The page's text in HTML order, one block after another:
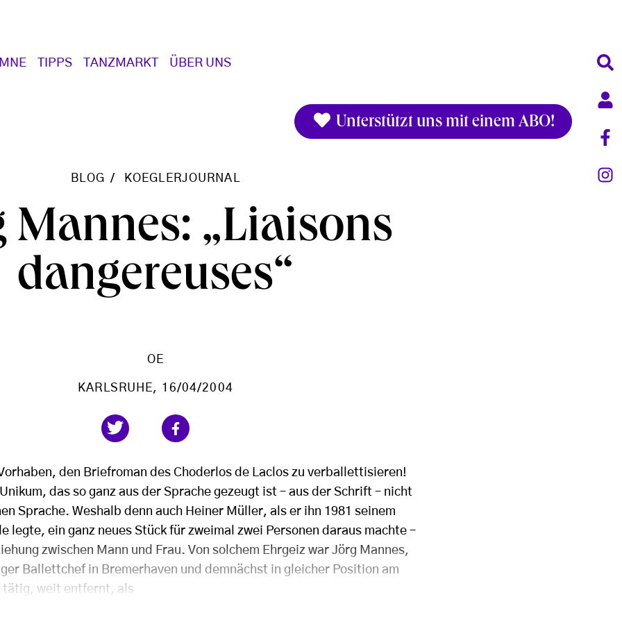
TIPPS TANZMARKT ÜBER UNS
Unterstützt uns mit einem ABO!
BLOG KOEGLERJOURNAL
Mannes: „Liaisons
dangereuses“
OE
KARLSRUHE , 16/04/2004
den Briefroman des Choderlos de Laclos zu verballettisieren!
das so ganz aus der Sprache gezeugt ist – aus der Schrift – nicht
Sprache. Weshalb denn auch Heiner Müller, als er ihn 1981 seinem
legte, ein ganz neues Stück für zweimal zwei Personen daraus machte –
zwischen Mann und Frau. Von solchem Ehrgeiz war Jörg Mannes,
Ballettchef in Bremerhaven und demnächst in gleicher Position am
tätig, weit entfernt, als